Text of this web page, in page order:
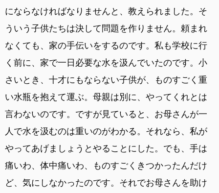
にならなければなりませんと、教えられました。そ
ういう子供たちは決して問題を作りません。頼まれ
なくても、家の手伝いをするのです。私も学校に行
く前に、家で一日必要な水を汲んでいたのです。小
さいとき、十才にもならない子供が、ものすごく重
い水瓶を抱えて運ぶ。母親は別に、やってくれとは
言わないのです。ですが見ていると、お母さんが一
人で水を汲むのは重いのがわかる。それなら、私が
やってあげましょうとやることにした。でも、手は
痛いわ、体中痛いわ、ものすごくきつかったんだけ
ど、気にしなかったのです。それでお母さんを助け